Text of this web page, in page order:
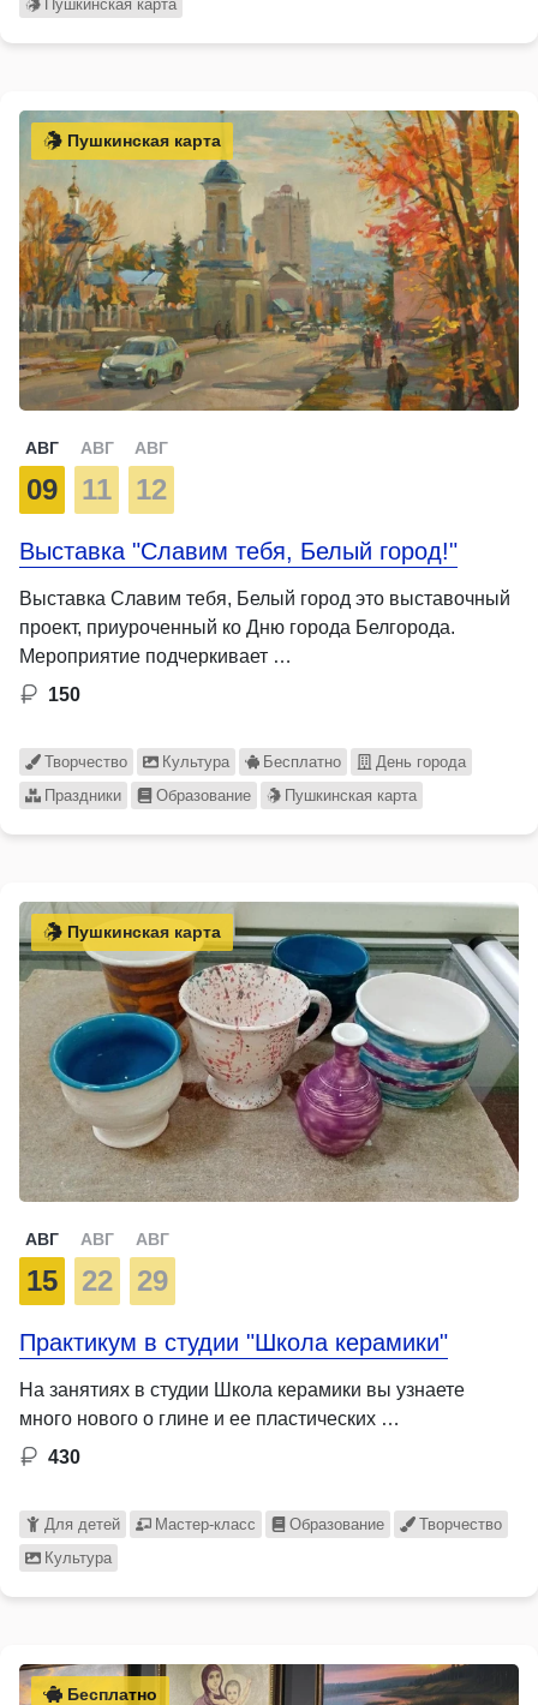
Пушкинская карта
Пушкинская карта
АВГ
09
АВГ
11
АВГ
12
Выставка "Славим тебя, Белый город!"
Выставка Славим тебя, Белый город это выставочный
проект, приуроченный ко Дню города Белгорода.
Мероприятие подчеркивает …
150
Творчество Культура Бесплатно
День города
Праздники
Образование Пушкинская карта
Пушкинская карта
АВГ
15
АВГ
22
АВГ
29
Практикум в студии "Школа керамики"
На занятиях в студии Школа керамики вы узнаете
много нового о глине и ее пластических …
430
Для детей Мастер-класс Образование
Творчество
Культура
Бесплатно